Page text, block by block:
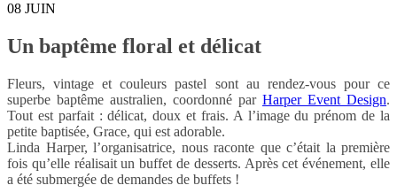
08 JUIN
Un baptême floral et délicat
Fleurs, vintage et couleurs pastel sont au rendez-vous pour ce
superbe baptême australien, coordonné par Harper Event Design.
Tout est parfait : délicat, doux et frais. A l’image du prénom de la
petite baptisée, Grace, qui est adorable.
Linda Harper, l’organisatrice, nous raconte que c’était la première
fois qu’elle réalisait un buffet de desserts. Après cet événement, elle
a été submergée de demandes de buffets !